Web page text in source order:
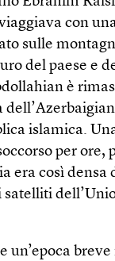
con
sulle
del paese e
è
islamica.
per
era così
un’epoca